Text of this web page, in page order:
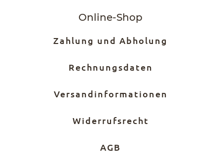
Online-Shop
Zahlung und Abholung
Rechnungsdaten
Versandinformationen
Widerrufsrecht
AGB